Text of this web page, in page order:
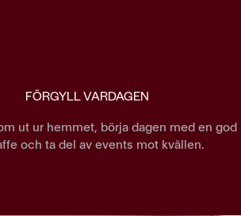
FÖRGYLL VARDAGEN
ut ur hemmet, börja dagen med en god
och ta del av events mot kvällen.